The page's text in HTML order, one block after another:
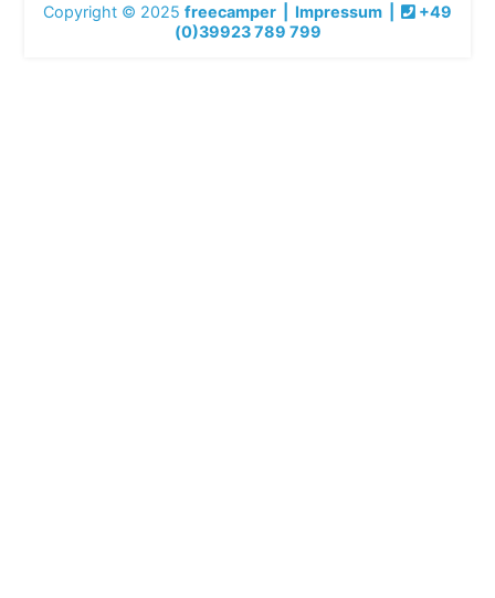
Copyright © 2025 freecamper Impressum
+49
(0)39923 789 799